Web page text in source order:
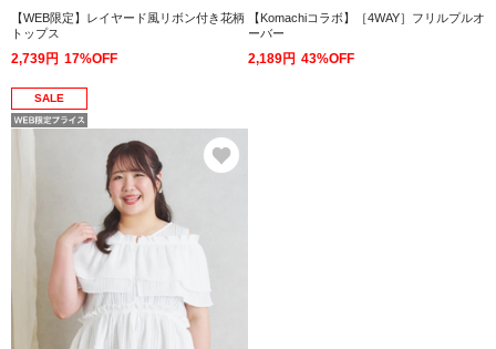
【WEB限定】レイヤード風リボン付き花柄
トップス
2,739円 17%OFF
【Komachiコラボ】［4WAY］フリルプルオ
ーバー
2,189円 43%OFF
SALE